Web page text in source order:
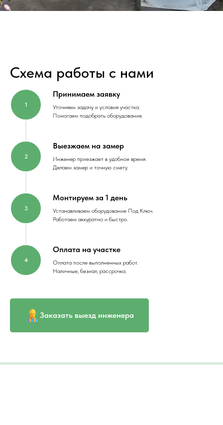
Схема работы с нами
Принимаем заявку
Уточняем задачу и условия участка.
Помогаем подобрать оборудование.
Выезжаем на замер
Инженер приезжает в удобное время.
Делаем замер и точную смету.
Монтируем за 1 день
Устанавливаем оборудование Под Ключ.
Работаем аккуратно и быстро.
Оплата на участке
Оплата после выполненных работ.
Наличные, безнал, рассрочка.
Заказать выезд инженера